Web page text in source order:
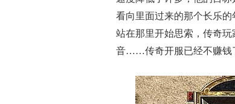
看向里面过来的那个长乐
站在那里开始思索，传奇
音……传奇开服已经不赚钱